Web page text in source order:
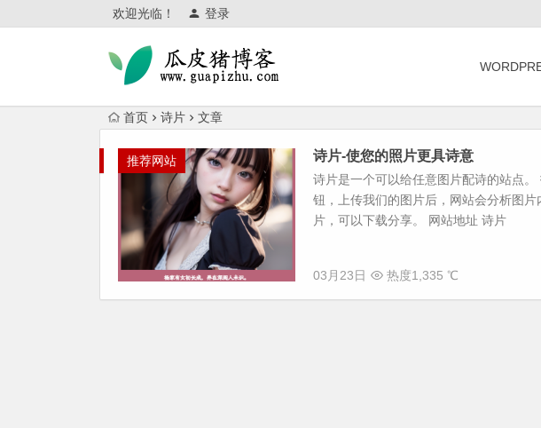
欢迎光临！ 登录
首页 诗片 文章
推荐网站 诗片-使您的照片更具诗意
诗片是一个可以给任意图片配诗的站点
钮，上传我们的图片后，网站会分析图
片，可以下载分享。 网站地址 诗片
03月23日 热度1,335 ℃